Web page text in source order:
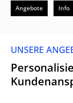
Angebote Info
UNSERE